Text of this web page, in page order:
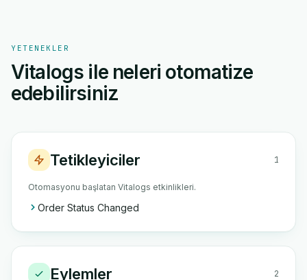
YETENEKLER
Vitalogs ile neleri otomatize
edebilirsiniz
Tetikleyiciler 1
Otomasyonu başlatan Vitalogs etkinlikleri.
Order Status Changed
Eylemler 2